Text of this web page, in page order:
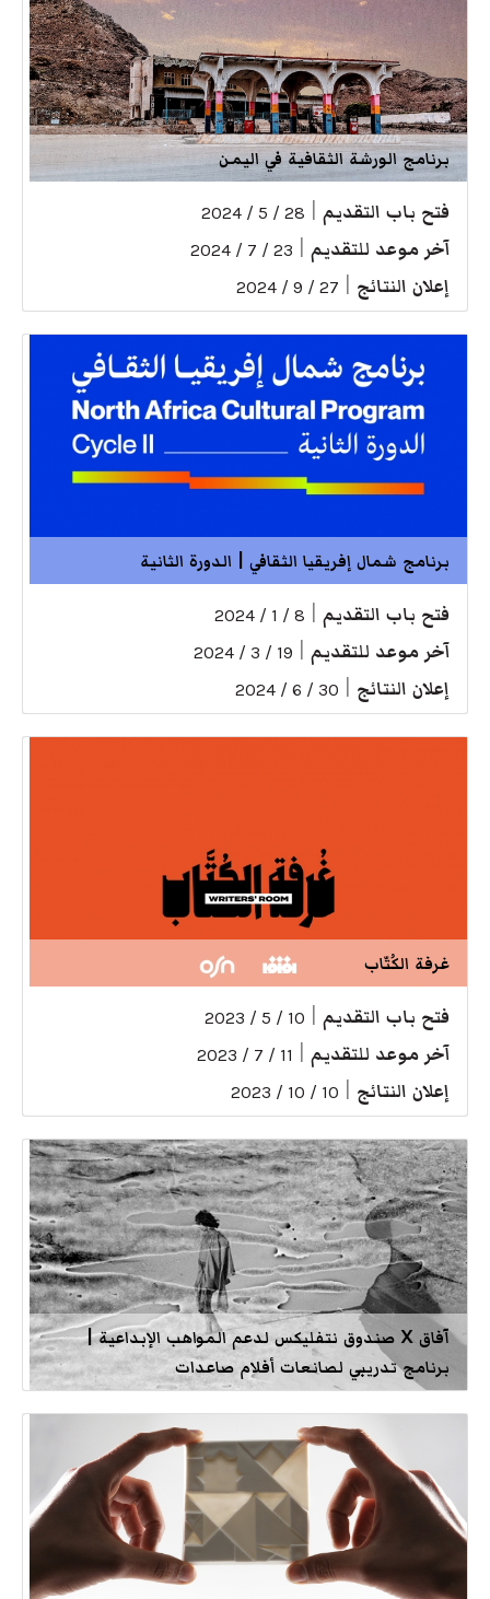
برنامج الورشة الثقافية في اليمن
فتح باب التقديم 28 / 5 / 2024
آخر موعد للتقديم 23 / 7 / 2024
إعلان النتائج 27 / 9 / 2024
برنامج شمال إفريقيا الثقافي | الدورة الثانية
فتح باب التقديم 8 / 1 / 2024
آخر موعد للتقديم 19 / 3 / 2024
إعلان النتائج 30 / 6 / 2024
غرفة الكُتّاب
فتح باب التقديم 10 / 5 / 2023
آخر موعد للتقديم 11 / 7 / 2023
إعلان النتائج 10 / 10 / 2023
آفاق X صندوق نتفليكس لدعم المواهب الإبداعية |
برنامج تدريبي لصانعات أفلام صاعدات